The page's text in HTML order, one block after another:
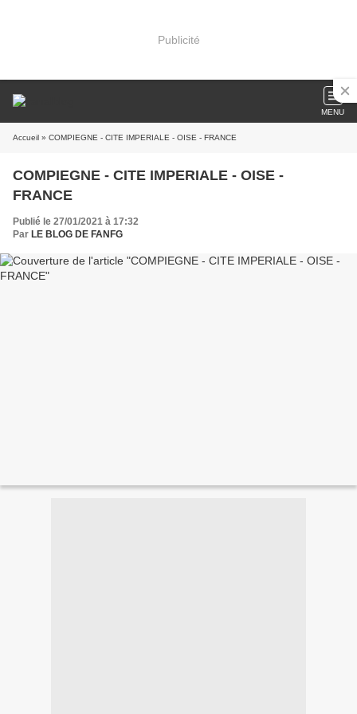
Publicité
MENU
Accueil » COMPIEGNE - CITE IMPERIALE - OISE - FRANCE
COMPIEGNE - CITE IMPERIALE - OISE -
FRANCE
Publié le 27/01/2021 à 17:32
Par LE BLOG DE FANFG